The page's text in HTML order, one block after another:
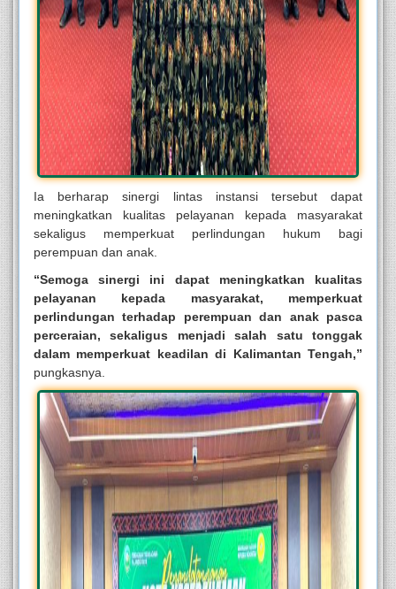
Ia berharap sinergi lintas instansi tersebut dapat
meningkatkan kualitas pelayanan kepada masyarakat
sekaligus memperkuat perlindungan hukum bagi
perempuan dan anak.
“Semoga sinergi ini dapat meningkatkan kualitas
pelayanan kepada masyarakat, memperkuat
perlindungan terhadap perempuan dan anak pasca
perceraian, sekaligus menjadi salah satu tonggak
dalam memperkuat keadilan di Kalimantan Tengah,”
pungkasnya.